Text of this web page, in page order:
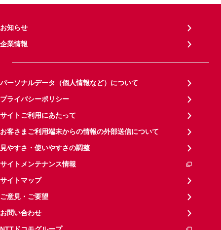
お知らせ
企業情報
パーソナルデータ（個人情報など）について
プライバシーポリシー
サイトご利用にあたって
お客さまご利用端末からの情報の外部送信について
見やすさ・使いやすさの調整
サイトメンテナンス情報
サイトマップ
ご意見・ご要望
お問い合わせ